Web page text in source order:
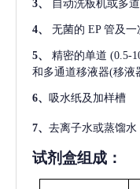
3、 自动洗板机或多
4、 无菌的 EP 管及
5、 精密的单道 (0.5-
和多通道移液器(移液
6、 吸水纸及加样槽
7、 去离子水或蒸馏水
试剂盒组成：